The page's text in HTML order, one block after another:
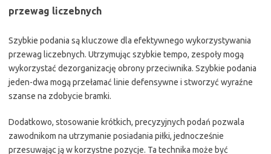
przewag liczebnych
Szybkie podania są kluczowe dla efektywnego wykorzystywania
przewag liczebnych. Utrzymując szybkie tempo, zespoły mogą
wykorzystać dezorganizację obrony przeciwnika. Szybkie podania
jeden-dwa mogą przełamać linie defensywne i stworzyć wyraźne
szanse na zdobycie bramki.
Dodatkowo, stosowanie krótkich, precyzyjnych podań pozwala
zawodnikom na utrzymanie posiadania piłki, jednocześnie
przesuwając ją w korzystne pozycje. Ta technika może być